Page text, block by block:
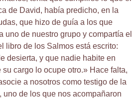
de David, había predicho, en la
que hizo de guía a los que
uno de nuestro grupo y compartía el
libro de los Salmos está escrito:
desierta, y que nadie habite en
cargo lo ocupe otro.» Hace falta,
a nosotros como testigo de la
uno de los que nos acompañaron